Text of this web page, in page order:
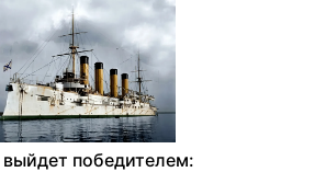
победителем: